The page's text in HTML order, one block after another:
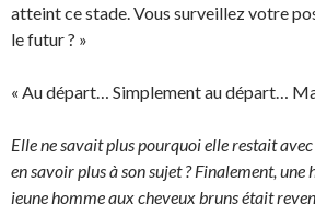
atteint ce stade. Vous surveillez votre
le futur ? »
« Au départ… Simplement au départ…
Elle ne savait plus pourquoi elle restait
en savoir plus à son sujet ? Finalement, une
jeune homme aux cheveux bruns était